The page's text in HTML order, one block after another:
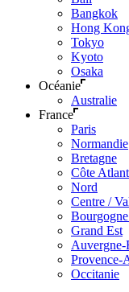
Bangkok
Hong
Tokyo
Kyoto
Osaka
Océanie
Australie
France
Paris
Normandie
Bretagne
Côte
Nord
Centre /
Grand Est
Provence-
Occitanie